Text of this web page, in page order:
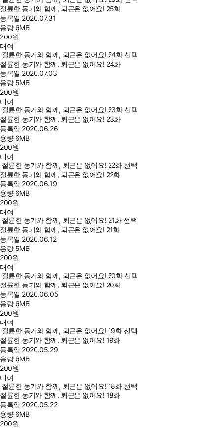
절륜한 동기와 함께, 퇴근은 없어요! 25화
등록일 2020.07.31
용량 6MB
200원
대여
절륜한 동기와 함께, 퇴근은 없어요! 24화 선택
절륜한 동기와 함께, 퇴근은 없어요! 24화
등록일 2020.07.03
용량 5MB
200원
대여
절륜한 동기와 함께, 퇴근은 없어요! 23화 선택
절륜한 동기와 함께, 퇴근은 없어요! 23화
등록일 2020.06.26
용량 6MB
200원
대여
절륜한 동기와 함께, 퇴근은 없어요! 22화 선택
절륜한 동기와 함께, 퇴근은 없어요! 22화
등록일 2020.06.19
용량 6MB
200원
대여
절륜한 동기와 함께, 퇴근은 없어요! 21화 선택
절륜한 동기와 함께, 퇴근은 없어요! 21화
등록일 2020.06.12
용량 5MB
200원
대여
절륜한 동기와 함께, 퇴근은 없어요! 20화 선택
절륜한 동기와 함께, 퇴근은 없어요! 20화
등록일 2020.06.05
용량 6MB
200원
대여
절륜한 동기와 함께, 퇴근은 없어요! 19화 선택
절륜한 동기와 함께, 퇴근은 없어요! 19화
등록일 2020.05.29
용량 6MB
200원
대여
절륜한 동기와 함께, 퇴근은 없어요! 18화 선택
절륜한 동기와 함께, 퇴근은 없어요! 18화
등록일 2020.05.22
용량 6MB
200원